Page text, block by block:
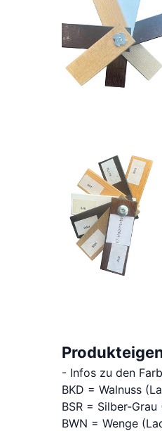
- Infos zu den
BKD = Walnuss
BSR = Silber-
BWN = Wenge